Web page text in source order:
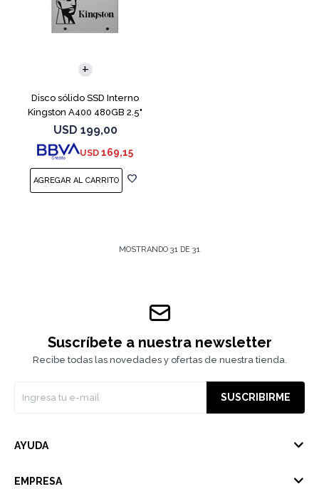
Disco sólido SSD Interno
Kingston A400 480GB 2.5"
SATA 3
USD 199,00
USD 169,15
MOSTRANDO 31 DE 31
Suscríbete a nuestra newsletter
Recibe todas las novedades y ofertas de nuestra tienda.
SUSCRIBIRME
AYUDA
EMPRESA